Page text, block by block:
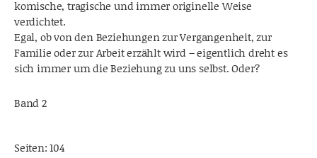
komische, tragische und immer originelle Weise
verdichtet.
Egal, ob von den Beziehungen zur Vergangenheit, zur
Familie oder zur Arbeit erzählt wird – eigentlich dreht es
sich immer um die Beziehung zu uns selbst. Oder?
Band 2
Seiten: 104